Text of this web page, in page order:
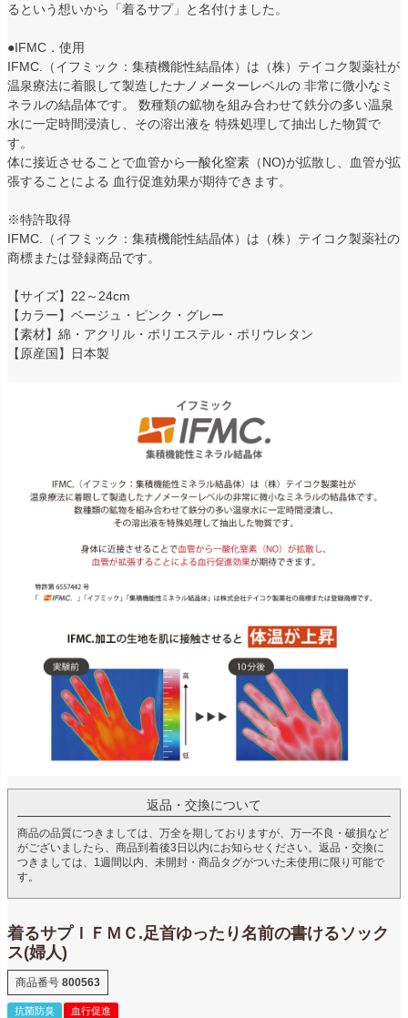
るという想いから「着るサプ」と名付けました。
●IFMC．使用
IFMC.（イフミック：集積機能性結晶体）は（株）テイコク製薬社が
温泉療法に着眼して製造したナノメーターレベルの 非常に微小なミ
ネラルの結晶体です。 数種類の鉱物を組み合わせて鉄分の多い温泉
水に一定時間浸漬し、その溶出液を 特殊処理して抽出した物質で
す。
体に接近させることで血管から一酸化窒素（NO)が拡散し、血管が拡
張することによる 血行促進効果が期待できます。
※特許取得
IFMC.（イフミック：集積機能性結晶体）は（株）テイコク製薬社の
商標または登録商品です。
【サイズ】22～24cm
【カラー】ベージュ・ピンク・グレー
【素材】綿・アクリル・ポリエステル・ポリウレタン
【原産国】日本製
返品・交換について
商品の品質につきましては、万全を期しておりますが、万一不良・破損など
がございましたら、商品到着後3日以内にお知らせください。返品・交換に
つきましては、1週間以内、未開封・商品タグがついた未使用に限り可能で
す。
着るサプＩＦＭＣ.足首ゆったり名前の書けるソック
ス(婦人)
商品番号 800563
抗菌防臭 血行促進